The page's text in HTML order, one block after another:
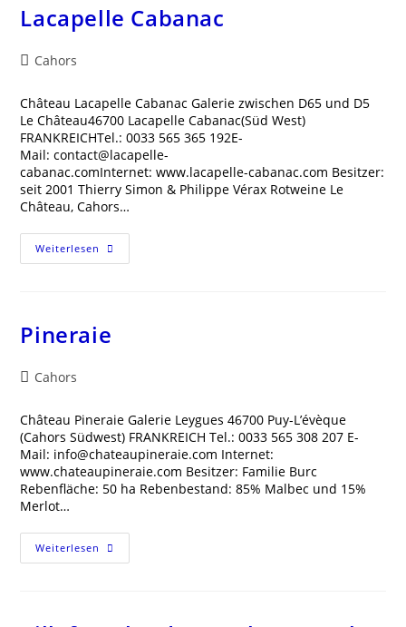
Lacapelle Cabanac
Beitrags-
Cahors
Château Lacapelle Cabanac Galerie zwischen D65 und D5
Le Château46700 Lacapelle Cabanac(Süd West)
FRANKREICHTel.: 0033 565 365 192E-
Mail: contact@lacapelle-
cabanac.comInternet: www.lacapelle-cabanac.com Besitzer:
seit 2001 Thierry Simon & Philippe Vérax Rotweine Le
Château, Cahors…
Weiterlesen Lacapelle
Cabanac
Pineraie
Beitrags-
Cahors
Château Pineraie Galerie Leygues 46700 Puy-L’évèque
(Cahors Südwest) FRANKREICH Tel.: 0033 565 308 207 E-
Mail: info@chateaupineraie.com Internet:
www.chateaupineraie.com Besitzer: Familie Burc
Rebenfläche: 50 ha Rebenbestand: 85% Malbec und 15%
Merlot…
Weiterlesen Pineraie